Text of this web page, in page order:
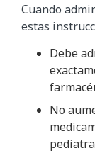
Cuando
estas
Debe
No
pediatra